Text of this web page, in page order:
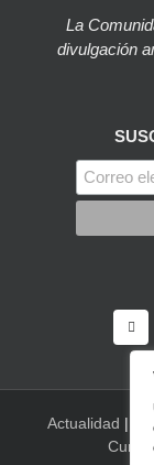
La
divulgación
Actualidad |